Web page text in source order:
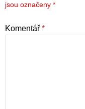
jsou označeny *
Komentář *